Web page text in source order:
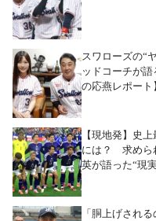
スワローズの“
ッドコーチが
の応燕レポート
【現地発】史
には？ 求めら
英が語った“現
「胴上げされ